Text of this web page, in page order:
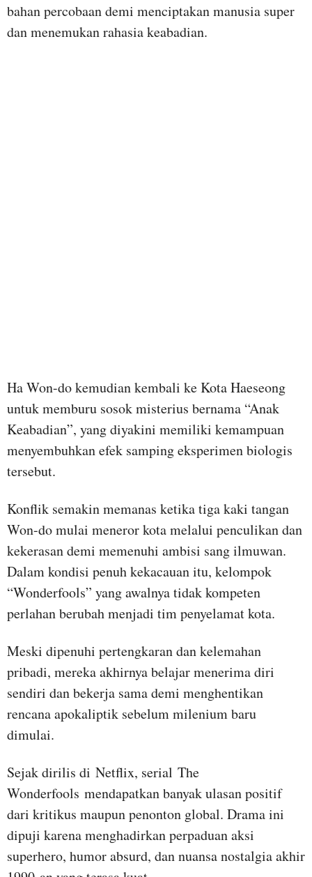
bahan percobaan demi menciptakan manusia super
dan menemukan rahasia keabadian.
Ha Won-do kemudian kembali ke Kota Haeseong
untuk memburu sosok misterius bernama “Anak
Keabadian”, yang diyakini memiliki kemampuan
menyembuhkan efek samping eksperimen biologis
tersebut.
Konflik semakin memanas ketika tiga kaki tangan
Won-do mulai meneror kota melalui penculikan dan
kekerasan demi memenuhi ambisi sang ilmuwan.
Dalam kondisi penuh kekacauan itu, kelompok
“Wonderfools” yang awalnya tidak kompeten
perlahan berubah menjadi tim penyelamat kota.
Meski dipenuhi pertengkaran dan kelemahan
pribadi, mereka akhirnya belajar menerima diri
sendiri dan bekerja sama demi menghentikan
rencana apokaliptik sebelum milenium baru
dimulai.
Sejak dirilis di Netflix, serial The
Wonderfools mendapatkan banyak ulasan positif
dari kritikus maupun penonton global. Drama ini
dipuji karena menghadirkan perpaduan aksi
superhero, humor absurd, dan nuansa nostalgia akhir